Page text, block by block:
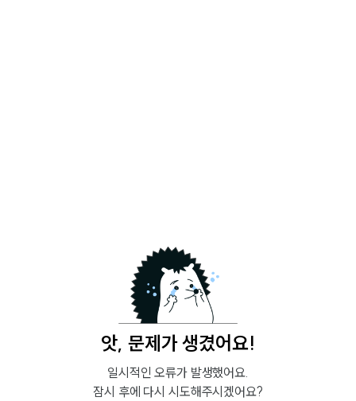
앗, 문제가 생겼어요!
일시적인 오류가 발생했어요.
잠시 후에 다시 시도해주시겠어요?